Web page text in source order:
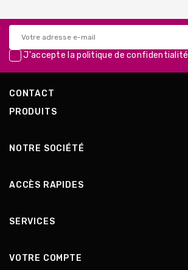
J'accepte lapolitique de confidentialité
CONTACT
PRODUITS
NOTRE SOCIÉTÉ
ACCÈS RAPIDES
SERVICES
VOTRE COMPTE